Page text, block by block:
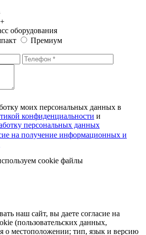
оборудования
Премиум
моих персональных данных в
конфиденциальности и
персональных данных
на получение информационных и
cookie файлы
наш сайт, вы даете согласие на
(пользовательских данных,
о местоположении; тип, язык и версию